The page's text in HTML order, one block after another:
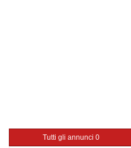
Tutti gli annunci 0